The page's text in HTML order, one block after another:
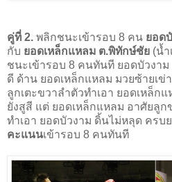
คู่ที่ 2. พลิกชนะเข้ารอบ 8 คน ยอด
กับ ยอดเหล็กแหลม ต.พิทักษ์ชัย (น้
ชนะเข้ารอบ 8 คนทันที ยอดบัวงาม
ดี ด้าน ยอดเหล็กแหลม มวยซ้ายเข่
ลูกเตะขวาลำตัวทำเอา ยอดเหล็ก
ยังสูสี แต่ ยอดเหล็กแหลม อาศัยลูก
ทำเอา ยอดบัวงาม ดิ้นไม่หลุด ครบ
คะแนนเข้ารอบ 8 คนทันที